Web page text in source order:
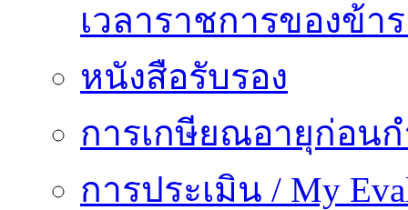
เวลาราชการของข้า
หนังสือรับรอง
การเกษียณอายุก่อน
การประเมิน / My